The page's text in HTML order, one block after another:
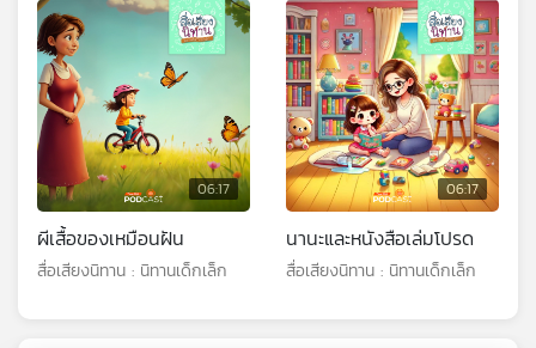
06:17
ผีเสื้อของเหมือนฝัน
สื่อเสียงนิทาน : นิทานเด็กเล็ก
06:17
นานะและหนังสือเล่มโปรด
สื่อเสียงนิทาน : นิทานเด็กเล็ก